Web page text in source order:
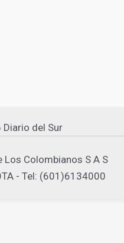
del Sur
Colombianos S A S
- Tel: (601)6134000